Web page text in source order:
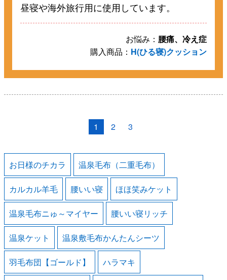
昼寝や海外旅行用に使用しています。
お悩み： 腰痛、冷え症
購入商品： H(ひる寝)クッション
1 2 3
お日様のチカラ 温泉毛布（二重毛布）
カルカル羊毛 腰いい寝 ほほ笑みケット
温泉毛布ニゅ～マイヤー 腰いい寝リッチ
温泉ケット 温泉敷毛布かんたんシーツ
羽毛布団【ゴールド】 ハラマキ